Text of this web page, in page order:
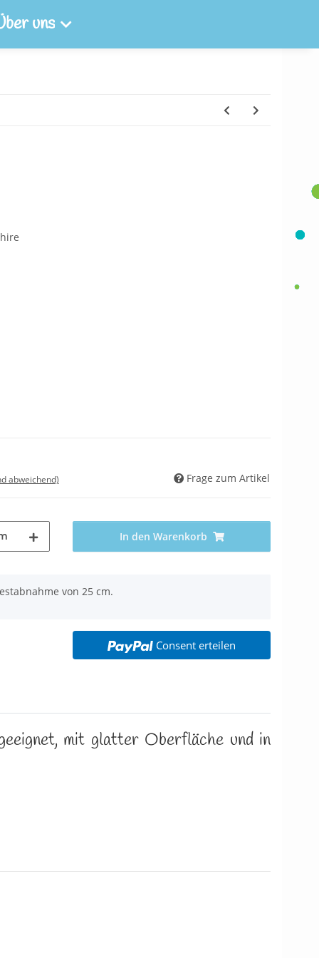
uns
abweichend) Frage zum Artikel
In den Warenkorb
von 25 cm.
Consent erteilen
mit glatter Oberfläche und in